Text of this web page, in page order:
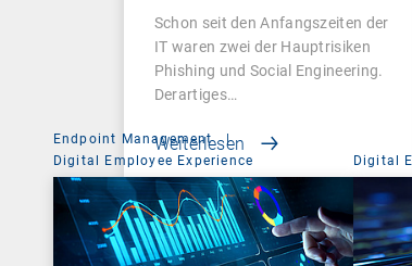
Schon seit den Anfangszeiten der
IT waren zwei der Hauptrisiken
Phishing und Social Engineering.
Derartiges…
Weiterlesen
Endpoint Management
|
Digital Employee Experience
Digital